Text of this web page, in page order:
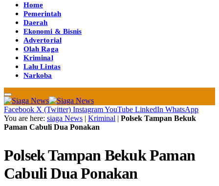
Home
Pemerintah
Daerah
Ekonomi & Bisnis
Advertorial
Olah Raga
Kriminal
Lalu Lintas
Narkoba
Facebook X (Twitter) InstagramYouTube LinkedIn WhatsApp
You are here: siaga News | Kriminal | Polsek Tampan Bekuk
Paman Cabuli Dua Ponakan
Polsek Tampan Bekuk Paman
Cabuli Dua Ponakan